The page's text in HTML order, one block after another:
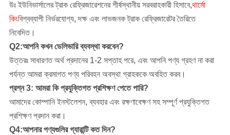
উঃ ইউনিভার্সালের ট্রাক রেফ্রিজারেশনের শীর্ষস্থানীয় সরবরাহকারী হিসাবে,থার্মো
কিংবিশ্বব্যাপী নির্ভরযোগ্য, দক্ষ এবং লাভজনক ট্রাক রেফ্রিজারেটর তৈরিতে
নিবেদিত।
Q2:আপনি কখন ডেলিভারি ব্যবস্থা করবেন?
উত্তরঃ সাধারণত অর্থ প্রদানের 1-2 সপ্তাহ পরে, এবং আপনি পণ্য গ্রহণ না করা
পর্যন্ত আমরা ক্রমাগত পণ্য পরিবহন অবস্থা গ্রাহককে অবহিত করব।
প্রশ্ন 3: আমরা কি প্রযুক্তিগত প্রশিক্ষণ পেতে পারি?
আমাদের কোম্পানি ইনস্টলেশন, ব্যবহার এবং রক্ষণাবেক্ষণ সহ সম্পূর্ণ প্রযুক্তিগত
প্রশিক্ষণ প্রদান করা।
Q4:আপনার পণ্যগুলির গ্যারান্টি কত দিন?